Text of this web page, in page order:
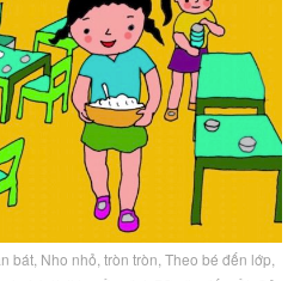
bát, Nho nhỏ, tròn tròn, Theo bé đến lớp,